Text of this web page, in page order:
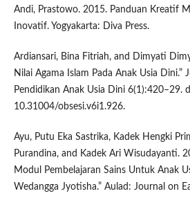
Andi, Prastowo. 2015. Panduan Kreatif
Inovatif. Yogyakarta: Diva Press.
Ardiansari, Bina Fitriah, and Dimyati
Nilai Agama Islam Pada Anak Usia Dini.”
Pendidikan Anak Usia Dini 6(1):420–29.
10.31004/obsesi.v6i1.926.
Ayu, Putu Eka Sastrika, Kadek Hengki
Purandina, and Kadek Ari Wisudayanti.
Modul Pembelajaran Sains Untuk Anak
Wedangga Jyotisha.” Aulad: Journal on